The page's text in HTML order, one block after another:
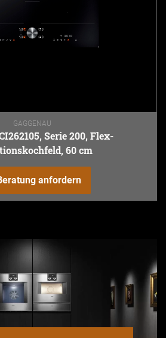
GAGGENAU
Serie 200, Flex-
60 cm
anfordern